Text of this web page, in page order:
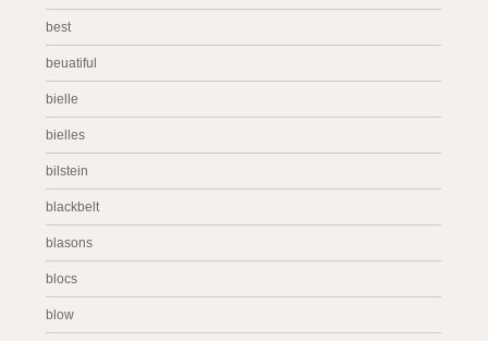
best
beuatiful
bielle
bielles
bilstein
blackbelt
blasons
blocs
blow